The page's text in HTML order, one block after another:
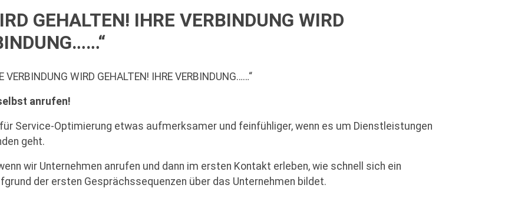
GEHALTEN! IHRE VERBINDUNG WIRD
VERBINDUNG WIRD GEHALTEN! IHRE VERBINDUNG……“
anrufen!
Service-Optimierung etwas aufmerksamer und feinfühliger, wenn es um Dienstleistungen
geht.
wir Unternehmen anrufen und dann im ersten Kontakt erleben, wie schnell sich ein
der ersten Gesprächssequenzen über das Unternehmen bildet.